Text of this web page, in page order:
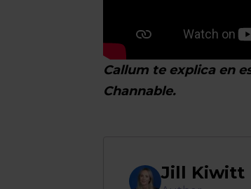
Callum te explica en
Channable.
Jill Kiwitt